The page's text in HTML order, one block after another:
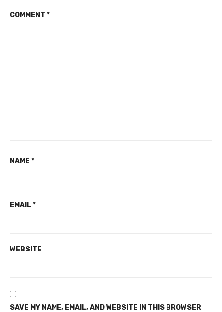
COMMENT *
NAME *
EMAIL *
WEBSITE
SAVE MY NAME, EMAIL, AND WEBSITE IN THIS BROWSER